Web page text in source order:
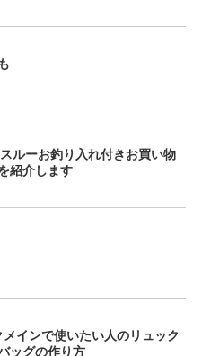
ルーお釣り入れ付きお買い物
紹介します
インで使いたい人のリュック
ッグの作り方